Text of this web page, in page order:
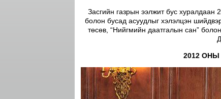
Засгийн газрын ээлжит бус
болон бусад асуудлыг хэлэлцэн
төсөв, “Нийгмийн даатгалын сан”
2012